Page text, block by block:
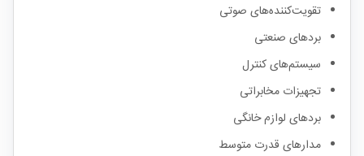
تقویت‌کننده‌های صوتی
بردهای صنعتی
سیستم‌های کنترل
تجهیزات مخابراتی
بردهای لوازم خانگی
مدارهای قدرت متوسط